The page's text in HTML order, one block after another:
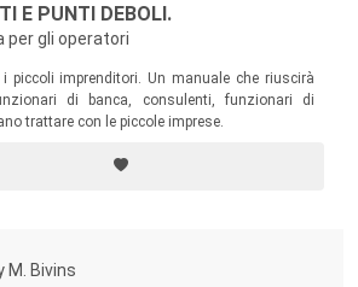
E PUNTI DEBOLI.
per gli operatori
piccoli imprenditori. Un manuale che riuscirà
di banca, consulenti, funzionari di
trattare con le piccole imprese.
M. Bivins